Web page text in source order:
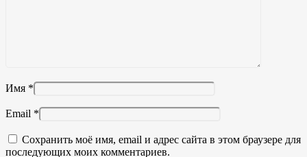
Имя *
Email *
Сохранить моё имя, email и адрес сайта в этом браузере для
последующих моих комментариев.